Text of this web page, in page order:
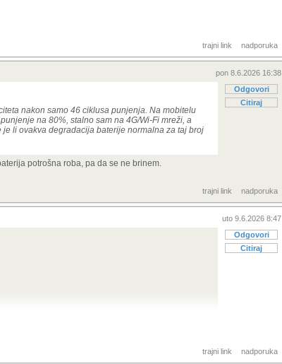
trajni link nadporuka
pon 8.6.2026 16:38
Odgovori
Citiraj
nakon samo 46 ciklusa punjenja. Na mobitelu
na 80%, stalno sam na 4G/Wi-Fi mreži, a
li ovakva degradacija baterije normalna za taj broj
potrošna roba, pa da se ne brinem.
trajni link nadporuka
uto 9.6.2026 8:47
Odgovori
Citiraj
trajni link nadporuka